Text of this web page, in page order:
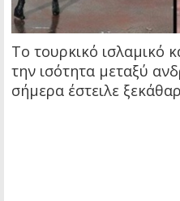
Το τουρκικό ισλαμικό
την ισότητα μεταξύ
σήμερα έστειλε